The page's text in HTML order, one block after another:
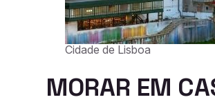
Cidade de Lisboa
MORAR EM